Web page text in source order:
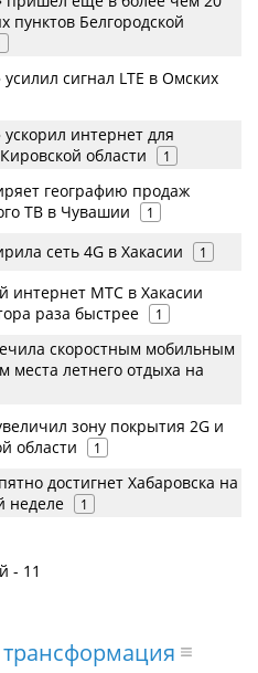
пунктов Белгородской
сигнал LTE в Омских
интернет для
области
1
географию продаж
ТВ в Чувашии
1
сеть 4G в Хакасии 1
интернет МТС в Хакасии
раза быстрее
1
скоростным мобильным
места летнего отдыха на
зону покрытия 2G и
области
1
достигнет Хабаровска на
неделе
1
- 11